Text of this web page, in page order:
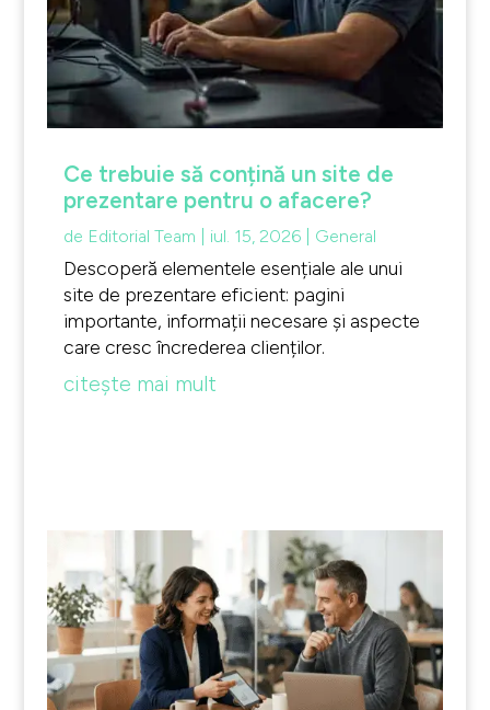
Ce trebuie să conțină un site de
prezentare pentru o afacere?
de Editorial Team iul. 15, 2026| General
Descoperă elementele esențiale ale unui
site de prezentare eficient: pagini
importante, informații necesare și aspecte
care cresc încrederea clienților.
citește mai mult